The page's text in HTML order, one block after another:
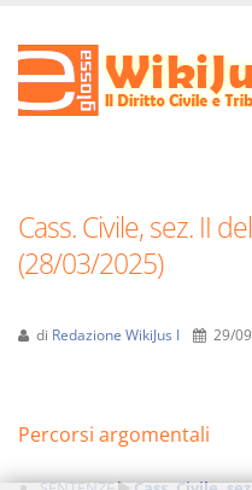
Cass. Civile, sez. II
(28/03/2025)
di Redazione WikiJus I 29/
Percorsi argomentali